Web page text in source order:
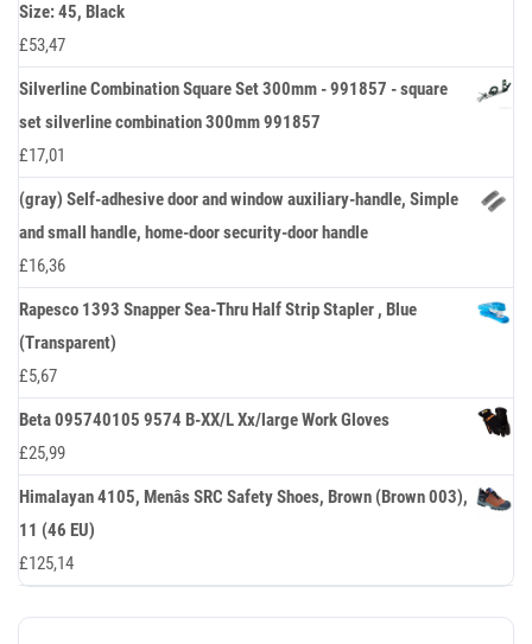
Size: 45, Black
£53,47
Silverline Combination Square Set 300mm - 991857 - square
set silverline combination 300mm 991857
£17,01
(gray) Self-adhesive door and window auxiliary-handle, Simple
and small handle, home-door security-door handle
£16,36
Rapesco 1393 Snapper Sea-Thru Half Strip Stapler , Blue
(Transparent)
£5,67
Beta 095740105 9574 B-XX/L Xx/large Work Gloves
£25,99
Himalayan 4105, Menâs SRC Safety Shoes, Brown (Brown 003),
11 (46 EU)
£125,14